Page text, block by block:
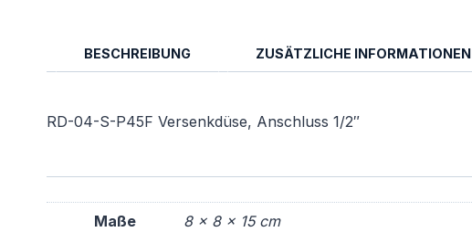
BESCHREIBUNG ZUSÄTZLICHE INFORMATIONEN
RD-04-S-P45F Versenkdüse, Anschluss 1/2″
Maße 8 × 8 × 15 cm